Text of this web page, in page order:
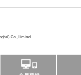
Co., Limited